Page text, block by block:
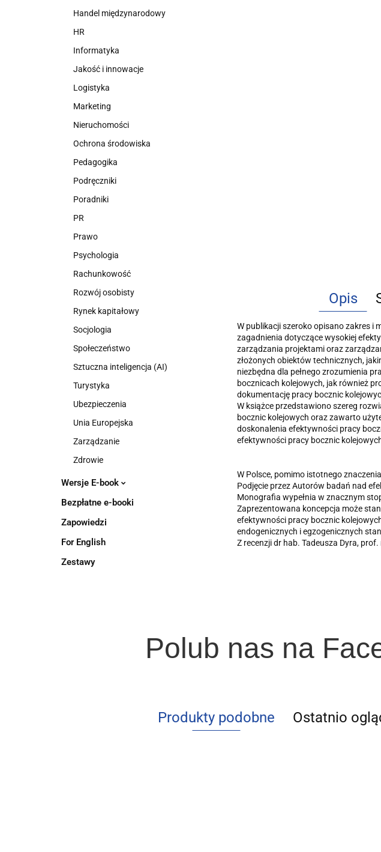
Handel międzynarodowy
HR
Informatyka
Jakość i innowacje
Logistyka
Marketing
Nieruchomości
Ochrona środowiska
Pedagogika
Podręczniki
Poradniki
PR
Prawo
Psychologia
Rachunkowość
Rozwój osobisty
Rynek kapitałowy
Socjologia
Społeczeństwo
Sztuczna inteligencja (AI)
Turystyka
Ubezpieczenia
Unia Europejska
Zarządzanie
Zdrowie
Wersje E-book
Bezpłatne e-booki
Zapowiedzi
For English
Zestawy
Opis
W publikacji szeroko opisano zakres i
zagadnienia dotyczące wysokiej
zarządzania projektami oraz
złożonych obiektów technicznych,
niezbędna dla pełnego zrozumienia
bocznicach kolejowych, jak również
dokumentację pracy bocznic
W książce przedstawiono szereg
bocznic kolejowych oraz zawarto
doskonalenia efektywności pracy
efektywności pracy bocznic
W Polsce, pomimo istotnego
Podjęcie przez Autorów badań nad
Monografia wypełnia w znacznym
Zaprezentowana koncepcja może
efektywności pracy bocznic
endogenicznych i egzogenicznych
Z recenzji dr hab. Tadeusza Dyra,
Polub nas na
Produkty podobne Ostatnio